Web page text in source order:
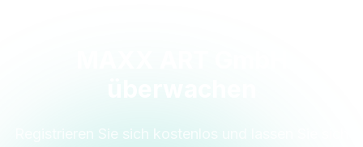
Registrieren Sie sich kostenlos und lassen Sie sich